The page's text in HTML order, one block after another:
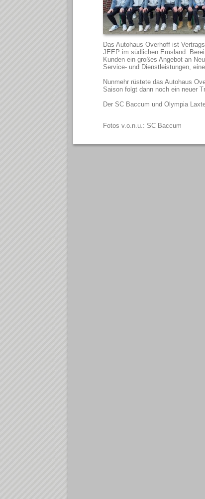
Das Autohaus Overhoff ist
JEEP im südlichen Emsland.
Kunden ein großes Angebot an
Service- und Dienstleistungen,
Nunmehr rüstete das Autohaus
Saison folgt dann noch ein neuer
Der SC Baccum und Olympia
Fotos v.o.n.u.: SC Baccum